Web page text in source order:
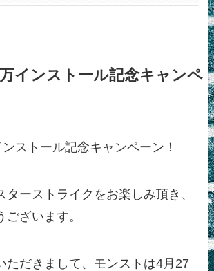
インストール記念キャンペ
ストール記念キャンペーン！
ターストライクをお楽しみ頂き、
ざいます。
ただきまして、モンストは4月27